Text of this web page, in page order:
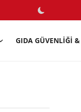
GIDA GÜVENLIĞI